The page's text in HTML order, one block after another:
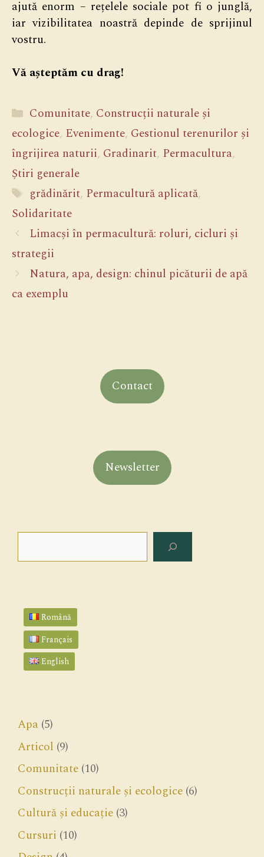
ajută enorm – rețelele sociale pot fi o junglă,
iar vizibilitatea noastră depinde de sprijinul
vostru.
Vă așteptăm cu drag!
Categorii
Comunitate, Construcții naturale și
ecologice, Evenimente, Gestionul terenurilor și
îngrijirea naturii, Gradinarit, Permacultura,
Știri generale
Etichete
grădinărit, Permacultură aplicată,
Solidaritate
Limacși în permacultură: roluri, cicluri și
strategii
Natura, apa, design: chinul picăturii de apă
ca exemplu
Contact
Newsletter
Română
Français
English
Apa (5)
Articol (9)
Comunitate (10)
Construcții naturale și ecologice (6)
Cultură și educație (3)
Cursuri (10)